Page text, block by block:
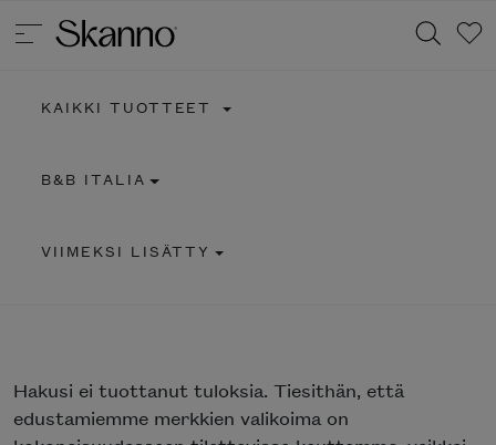
KAIKKI TUOTTEET
B&B ITALIA
VIIMEKSI LISÄTTY
Hakusi ei tuottanut tuloksia. Tiesithän, että
edustamiemme merkkien valikoima on